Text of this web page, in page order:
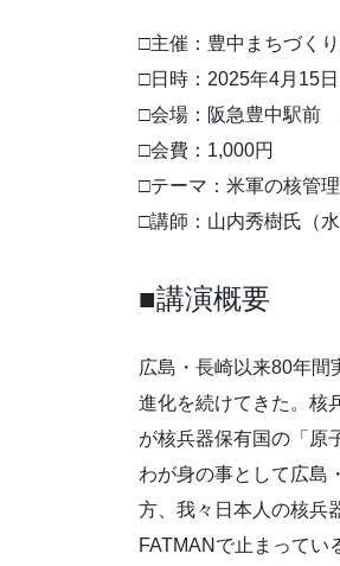
□主催：豊中まちづく
□日時：2025年4月15
□会場：阪急豊中駅
□会費：1,000円
□テーマ：米軍の核管
□講師：山内秀樹氏（
■講演概要
広島・長崎以来80年間
進化を続けてきた。核
が核兵器保有国の「原
わが身の事として広島
方、我々日本人の核兵
FATMANで止まって